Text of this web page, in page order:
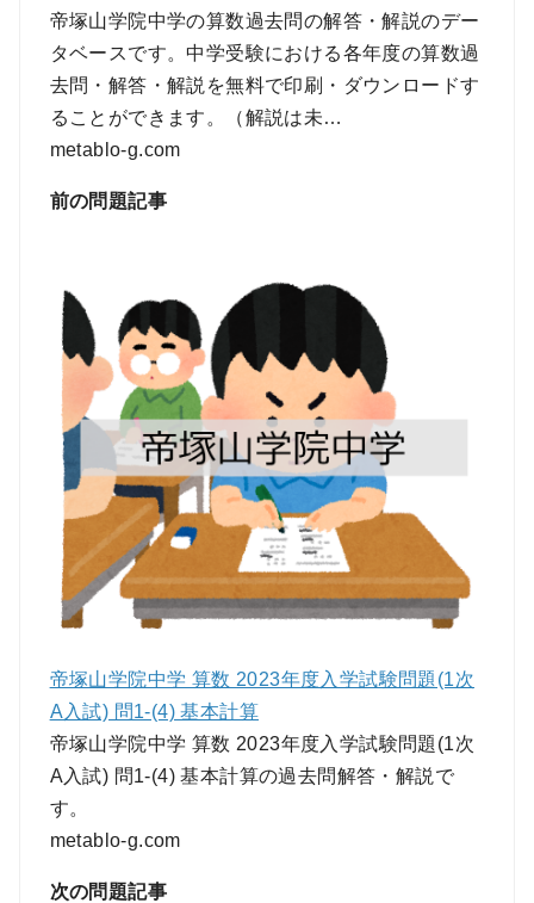
帝塚山学院中学の算数過去問の解答・解説のデー
タベースです。中学受験における各年度の算数過
去問・解答・解説を無料で印刷・ダウンロードす
ることができます。（解説は未…
metablo-g.com
前の問題記事
帝塚山学院中学 算数 2023年度入学試験問題(1次
A入試) 問1-(4) 基本計算
帝塚山学院中学 算数 2023年度入学試験問題(1次
A入試) 問1-(4) 基本計算の過去問解答・解説で
す。
metablo-g.com
次の問題記事